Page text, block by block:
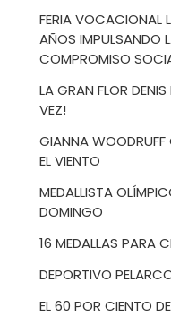
FERIA VOCACIONAL
AÑOS IMPULSANDO
COMPROMISO
LA GRAN FLOR
VEZ!
GIANNA
EL VIENTO
MEDALLISTA
DOMINGO
16 MEDALLAS PARA
DEPORTIVO
EL 60 POR CIENTO